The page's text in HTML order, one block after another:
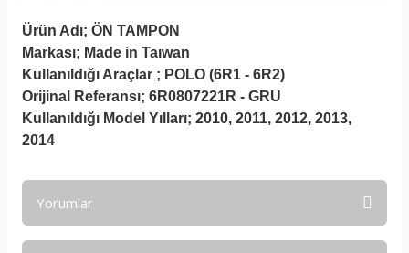
Ürün Adı; ÖN TAMPON
Markası; Made in Taıwan
Kullanıldığı Araçlar ; POLO (6R1 - 6R2)
Orijinal Referansı; 6R0807221R - GRU
Kullanıldığı Model Yılları; 2010, 2011, 2012, 2013,
2014
Yorumlar